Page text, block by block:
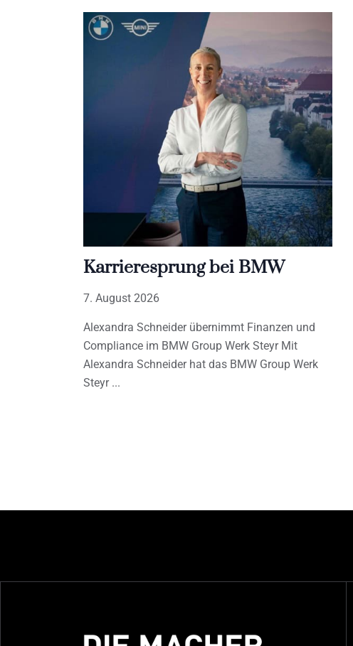
Karrieresprung bei BMW
7. August 2026
Alexandra Schneider übernimmt Finanzen und
Compliance im BMW Group Werk Steyr Mit
Alexandra Schneider hat das BMW Group Werk
Steyr